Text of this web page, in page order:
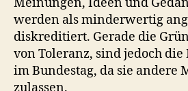
werden als minderwertig
diskreditiert. Gerade die
von Toleranz, sind jedoch
im Bundestag, da sie andere
zulassen.